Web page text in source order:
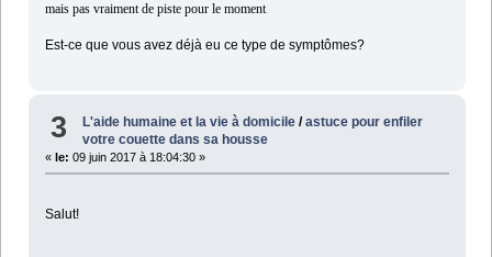
mais pas vraiment de piste pour le moment
Est-ce que vous avez déjà eu ce type de symptômes?
3 L'aide humaine et la vie à domicile /astuce pour enfiler
votre couette dans sa housse
« le: 09 juin 2017 à 18:04:30 »
Salut!